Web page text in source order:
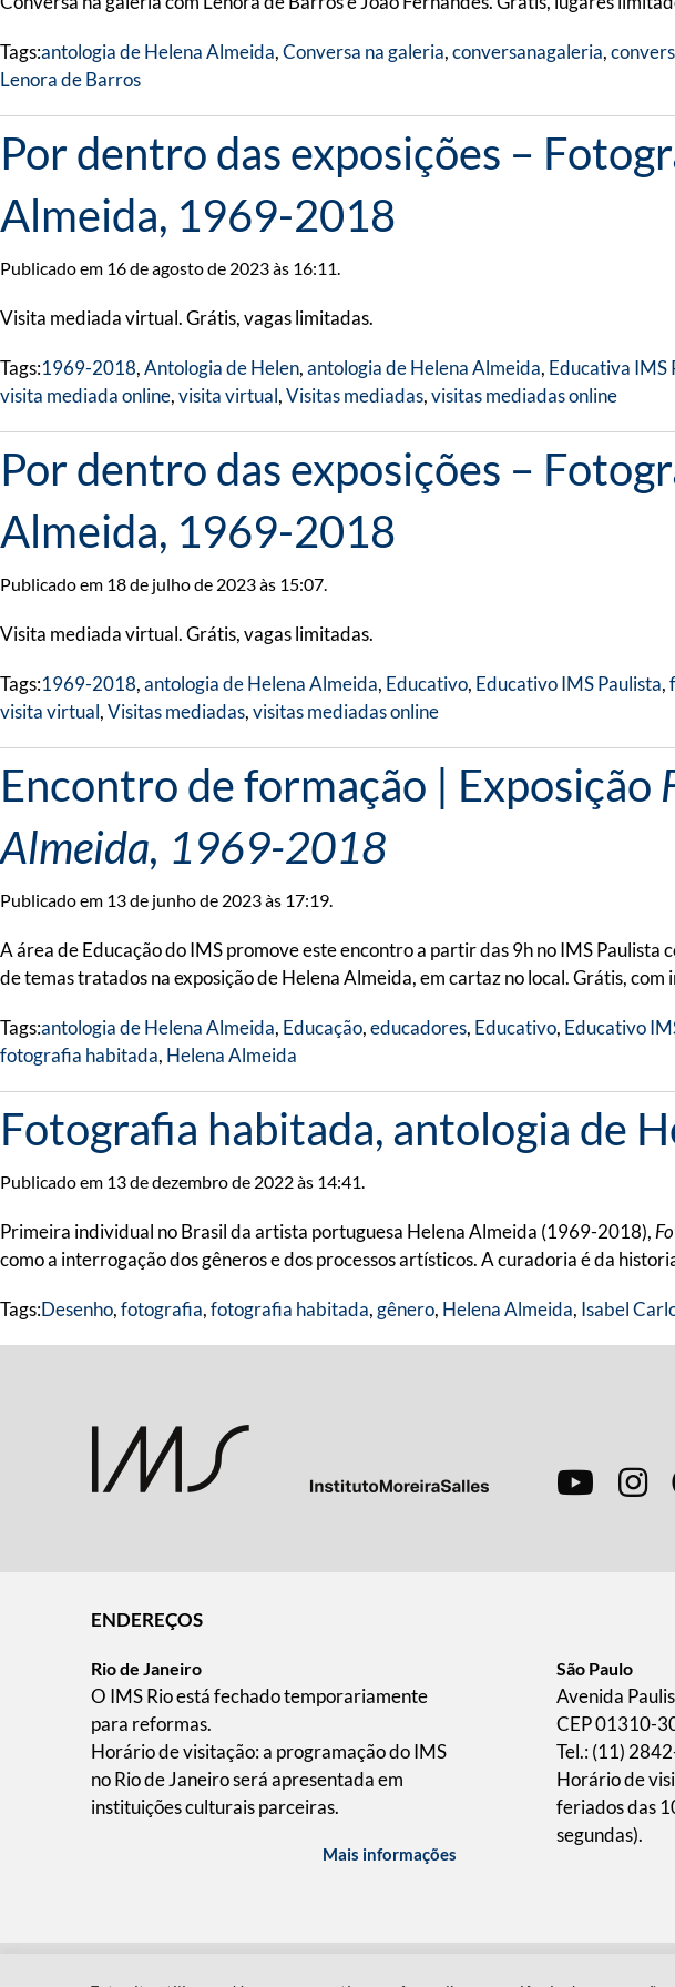
Tags:antologia de Helena Almeida,Conversa na galeria,conversanagaleria,
Lenora de Barros
Por dentro das exposições –
Almeida, 1969-2018
Publicado em 16 de agosto de 2023 às 16:11.
Visita mediada virtual. Grátis, vagas limitadas.
Tags:1969-2018,Antologia de Helen,antologia de Helena Almeida, Educativa IMS
visita mediada online,visita virtual,Visitas mediadas,visitas mediadas online
Por dentro das exposições –
Almeida, 1969-2018
Publicado em 18 de julho de 2023 às 15:07.
Visita mediada virtual. Grátis, vagas limitadas.
Tags:1969-2018,antologia de Helena Almeida, Educativo, Educativo IMS Paulista,
visita virtual,Visitas mediadas,visitas mediadas online
Encontro de formação​ | ​​Exposição
Almeida, 1969-2018
Publicado em 13 de junho de 2023 às 17:19.
A área de Educação do IMS promove este encontro a partir das 9h no IMS
de temas tratados na exposição de Helena Almeida, em cartaz no local. Grátis,
Tags:antologia de Helena Almeida, Educação,educadores, Educativo, Educativo
fotografia habitada, Helena Almeida
Fotografia habitada, antologia de
Publicado em 13 de dezembro de 2022 às 14:41.
Primeira individual no Brasil da artista portuguesa Helena Almeida (1969-2018),
como a interrogação dos gêneros e dos processos artísticos. A curadoria é da
Tags:Desenho,fotografia,fotografia habitada, gênero, Helena Almeida, Isabel
ENDEREÇOS
Rio de Janeiro
O IMS Rio está fechado temporariamente
para reformas.
Horário de visitação: a programação do IMS
no Rio de Janeiro será apresentada em
instituições culturais parceiras.
Mais informações
São Paulo
Avenida
CEP 01310-
Tel.: (11)
Horário de
feriados das
segundas).